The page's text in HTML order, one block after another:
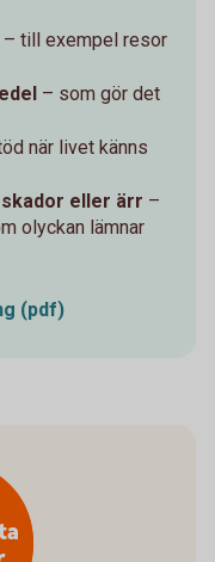
– till exempel resor
– som gör det
när livet känns
eller ärr –
olyckan lämnar
(pdf)